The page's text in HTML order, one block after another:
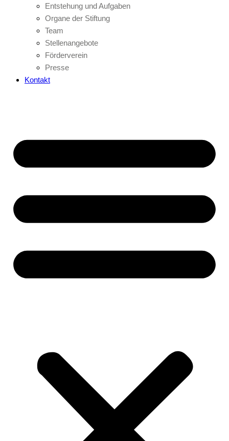
Entstehung und Aufgaben
Organe der Stiftung
Team
Stellenangebote
Förderverein
Presse
Kontakt